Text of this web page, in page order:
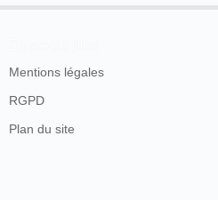
Mentions légales
RGPD
Plan du site